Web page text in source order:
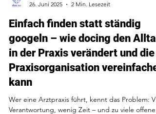
Team docing
26. Juni 2025
2 Min. Lesezeit
Einfach finden statt ständig
googeln – wie docing den Alltag
in der Praxis verändert und die
kann